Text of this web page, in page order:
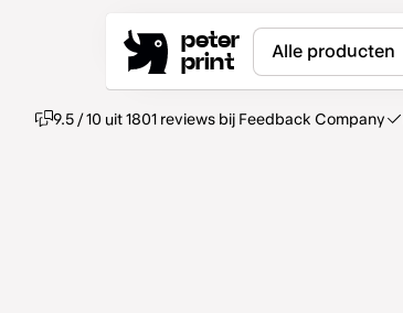
peter
print
Alle producten
9.5 / 10 uit 1801 reviews bij Feedback Company